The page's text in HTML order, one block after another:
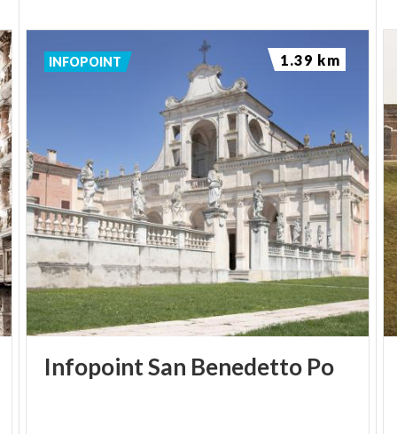
InfopointSan Benedetto Po
INFOPOINT 1.39 km